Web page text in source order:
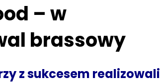
– w
brassowy
z sukcesem realizowali